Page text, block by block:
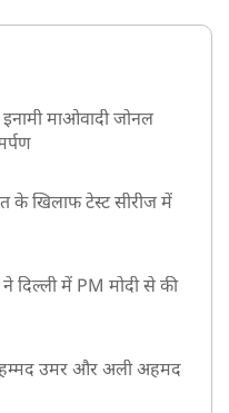
माओवादी जोनल
के खिलाफ टेस्ट सीरीज में
ने दिल्ली में PM मोदी से की
उमर और अली अहमद